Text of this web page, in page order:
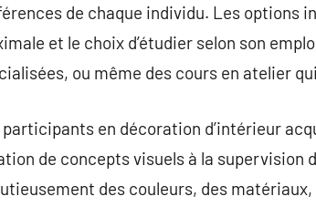
de chaque individu. Les options
et le choix d’étudier selon son
ou même des cours en atelier
participants en décoration d’intérieur
de concepts visuels à la
des couleurs, des